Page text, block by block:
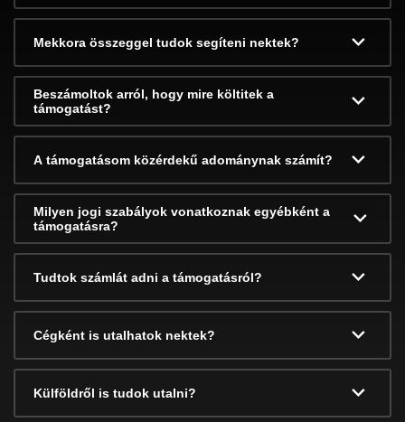
Mekkora összeggel tudok segíteni nektek?
Beszámoltok arról, hogy mire költitek a
támogatást?
A támogatásom közérdekű adománynak számít?
Milyen jogi szabályok vonatkoznak egyébként a
támogatásra?
Tudtok számlát adni a támogatásról?
Cégként is utalhatok nektek?
Külföldről is tudok utalni?